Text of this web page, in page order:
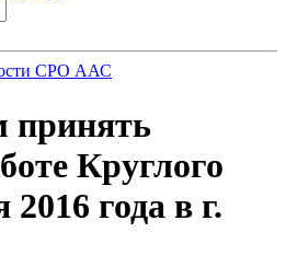
СРО ААС
принять
Круглого
года в г.